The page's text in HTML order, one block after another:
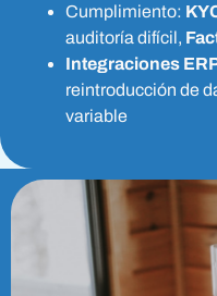
Cumplimiento:
auditoría difícil,
Integraciones
reintroducción de
variable